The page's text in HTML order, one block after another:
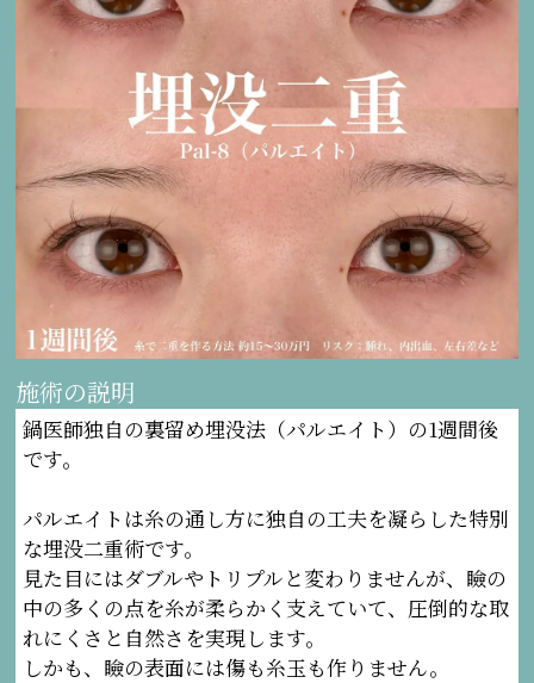
施術の説明
鍋医師独自の裏留め埋没法（パルエイト）の1週間後
です。
パルエイトは糸の通し方に独自の工夫を凝らした特別
な埋没二重術です。
見た目にはダブルやトリプルと変わりませんが、瞼の
中の多くの点を糸が柔らかく支えていて、圧倒的な取
れにくさと自然さを実現します。
しかも、瞼の表面には傷も糸玉も作りません。